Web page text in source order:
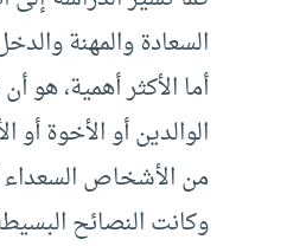
السعادة والمهنة
أما الأكثر أهمية،
الوالدين أو الأخوة أو
من الأشخاص السعداء
وكانت النصائح